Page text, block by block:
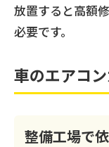
放置すると高額
必要です。
車のエアコ
整備工場で